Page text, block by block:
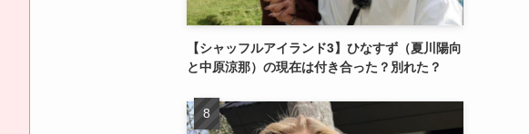
【シャッフルアイランド3】ひなすず（夏川陽向
と中原涼那）の現在は付き合った？別れた？